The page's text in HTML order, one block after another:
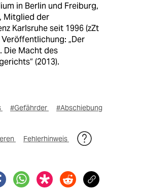
in Berlin und Freiburg,
Mitglied der
Karlsruhe seit 1996 (zZt
„Der
Die Macht des
(2013).
#Gefährder #Abschiebung
Fehlerhinweis